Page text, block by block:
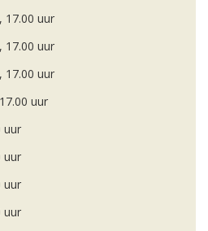
17.00 uur
17.00 uur
17.00 uur
uur
uur
uur
uur
uur